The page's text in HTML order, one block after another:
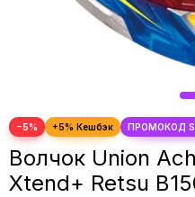
−5%
Волчок Union
Xtend+ Retsu